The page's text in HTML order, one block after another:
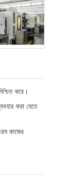
করে।
করা যেতে
কাজের